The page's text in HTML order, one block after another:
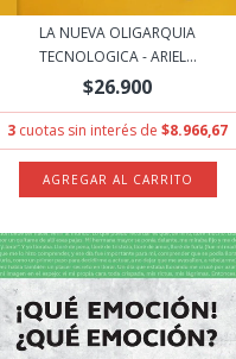
LA NUEVA OLIGARQUIA
TECNOLOGICA - ARIEL...
$26.900
3 cuotas sin interés de$8.966,67